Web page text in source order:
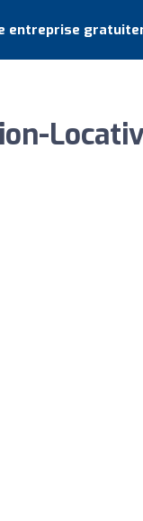
entreprise